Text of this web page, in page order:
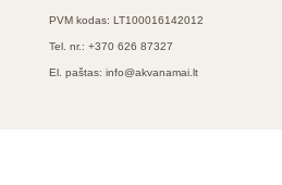
PVM kodas: LT100016142012
Tel. nr.: +370 626 87327
El. paštas: info@akvanamai.lt